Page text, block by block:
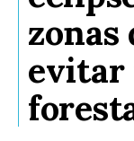
zonas
evitar